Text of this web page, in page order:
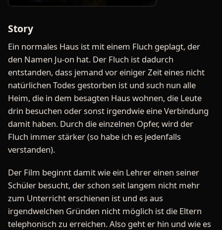
Story
Ein normales Haus ist mit einem Fluch geplagt, der
den Namen Ju-on hat. Der Fluch ist dadurch
entstanden, dass jemand vor einiger Zeit eines nicht
natürlichen Todes gestorben ist und such nun alle
Heim, die in dem besagten Haus wohnen, die Leute
drin besuchen oder sonst irgendwie eine Verbindung
damit haben. Durch die einzelnen Opfer, wird der
Fluch immer stärker (so habe ich es jedenfalls
verstanden).
Der Film beginnt damit wie ein Lehrer einen seiner
Schüler besucht, der schon seit langem nicht mehr
zum Unterricht erschienen ist und es aus
irgendwelchen Gründen nicht möglich ist die Eltern
telephonisch zu erreichen. Also geht er hin und wie es